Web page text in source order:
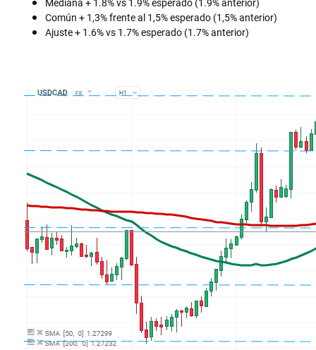
Común + 1,3% frente al 1,5% esperado (1,5% anterior)
Ajuste + 1.6% vs 1.7% esperado (1.7% anterior)